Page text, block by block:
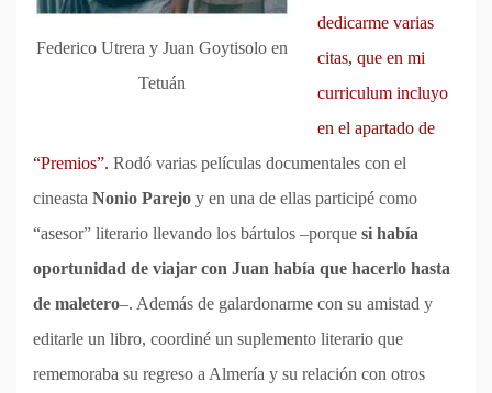
Federico Utrera y Juan Goytisolo en
Tetuán
dedicarme varias
citas, que en mi
curriculum incluyo
en el apartado de
“Premios”. Rodó varias películas documentales con el
cineasta Nonio Parejo y en una de ellas participé como
“asesor” literario llevando los bártulos –porque si había
oportunidad de viajar con Juan había que hacerlo hasta
de maletero–. Además de galardonarme con su amistad y
editarle un libro, coordiné un suplemento literario que
rememoraba su regreso a Almería y su relación con otros